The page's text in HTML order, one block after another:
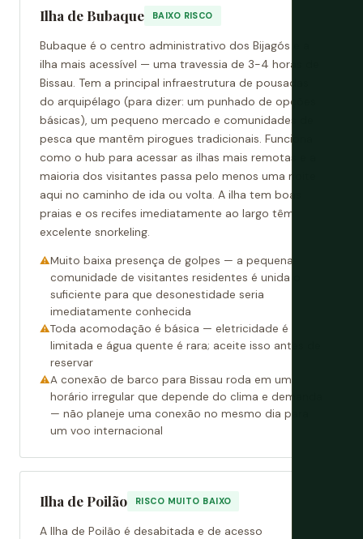
Ilha de Bubaque BAIXO RISCO
Bubaque é o centro administrativo dos Bijagós e a
ilha mais acessível — uma travessia de 3-4 horas de
Bissau. Tem a principal infraestrutura de pousadas
do arquipélago (para dizer: um punhado de opções
básicas), um pequeno mercado e comunidades de
pesca que mantêm pirogues tradicionais. Funciona
como o hub para acessar as ilhas mais remotas e a
maioria dos visitantes passa pelo menos uma noite
aqui no caminho de ida ou volta. A ilha tem boas
praias e os recifes imediatamente ao largo têm
excelente snorkeling.
Muito baixa presença de golpes — a pequena
comunidade de visitantes residentes é unida o
suficiente para que desonestidade seria
imediatamente conhecida
Toda acomodação é básica — eletricidade é
limitada e água quente é rara; aceite isso antes de
reservar
A conexão de barco para Bissau roda em um
horário irregular que depende do clima e demanda
— não planeje uma conexão no mesmo dia para
um voo internacional
Ilha de Poilão RISCO MUITO BAIXO
A Ilha de Poilão é desabitada e de acesso